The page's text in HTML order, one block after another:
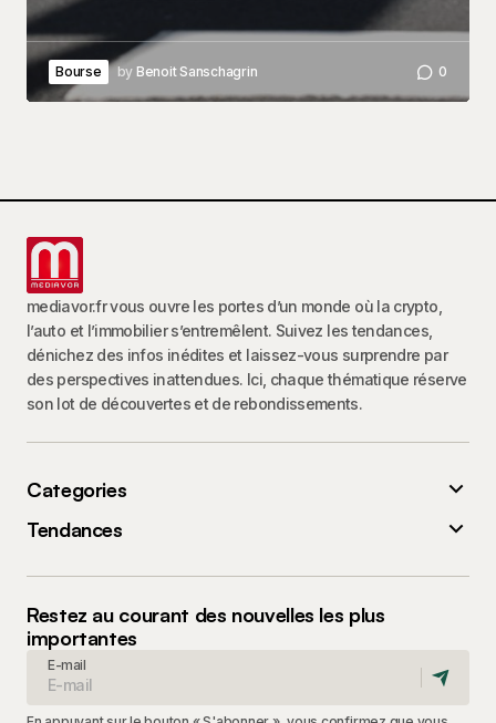
Bourse by Benoit Sanschagrin 0
mediavor.fr vous ouvre les portes d’un monde où la crypto,
l’auto et l’immobilier s’entremêlent. Suivez les tendances,
dénichez des infos inédites et laissez-vous surprendre par
des perspectives inattendues. Ici, chaque thématique réserve
son lot de découvertes et de rebondissements.
Categories
Tendances
Restez au courant des nouvelles les plus
importantes
E-mail